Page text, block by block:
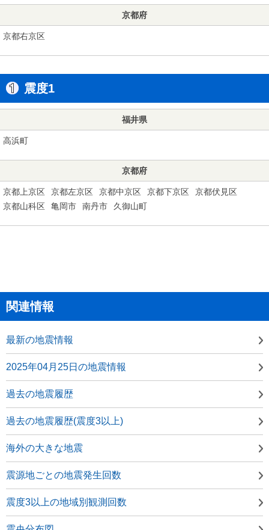
京都府
京都右京区
震度1
福井県
高浜町
京都府
京都上京区 京都左京区 京都中京区 京都下京区
京都伏見区
京都山科区
亀岡市 南丹市 久御山町
関連情報
最新の地震情報
2025年04月25日の地震情報
過去の地震履歴
過去の地震履歴(震度3以上)
海外の大きな地震
震源地ごとの地震発生回数
震度3以上の地域別観測回数